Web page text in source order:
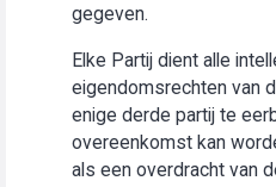
gegeven.
Elke Partij dient alle
eigendomsrechten van
enige derde partij te
overeenkomst kan
als een overdracht van